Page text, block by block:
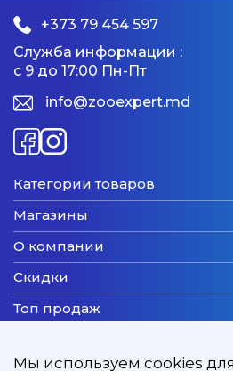
+373 79 454 597
Служба информации :
с 9 до 17:00 Пн-Пт
info@zooexpert.md
Категории товаров
Магазины
О компании
Скидки
Топ продаж
Мы используем cookies